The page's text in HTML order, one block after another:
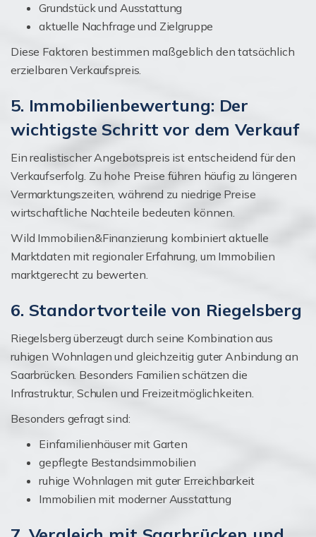
Grundstück und Ausstattung
aktuelle Nachfrage und Zielgruppe
Diese Faktoren bestimmen maßgeblich den tatsächlich
erzielbaren Verkaufspreis.
5. Immobilienbewertung: Der
wichtigste Schritt vor dem Verkauf
Ein realistischer Angebotspreis ist entscheidend für den
Verkaufserfolg. Zu hohe Preise führen häufig zu längeren
Vermarktungszeiten, während zu niedrige Preise
wirtschaftliche Nachteile bedeuten können.
Wild Immobilien&Finanzierung kombiniert aktuelle
Marktdaten mit regionaler Erfahrung, um Immobilien
marktgerecht zu bewerten.
6. Standortvorteile von Riegelsberg
Riegelsberg überzeugt durch seine Kombination aus
ruhigen Wohnlagen und gleichzeitig guter Anbindung an
Saarbrücken. Besonders Familien schätzen die
Infrastruktur, Schulen und Freizeitmöglichkeiten.
Besonders gefragt sind:
Einfamilienhäuser mit Garten
gepflegte Bestandsimmobilien
ruhige Wohnlagen mit guter Erreichbarkeit
Immobilien mit moderner Ausstattung